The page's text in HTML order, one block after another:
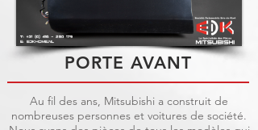
PORTE AVANT
Au fil des ans, Mitsubishi a construit de
nombreuses personnes et voitures de société.